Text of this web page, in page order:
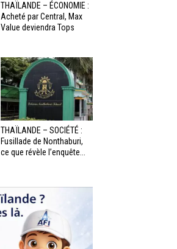
THAÏLANDE – ÉCONOMIE :
Acheté par Central, Max
Value deviendra Tops
THAÏLANDE – SOCIÉTÉ :
Fusillade de Nonthaburi,
ce que révèle l’enquête...